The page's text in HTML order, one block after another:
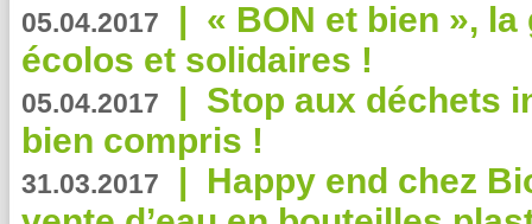
05.04.2017 | « BON et bien »,
écolos et solidaires !
05.04.2017 | Stop aux déchets
bien compris !
31.03.2017 | Happy end chez